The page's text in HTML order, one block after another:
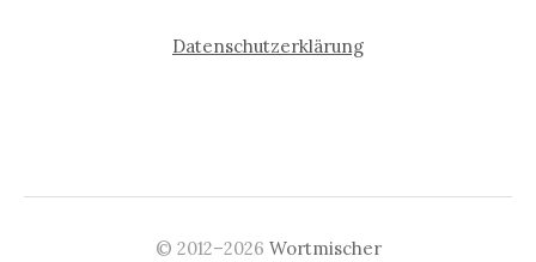
Datenschutzerklärung
© 2012–2026 Wortmischer